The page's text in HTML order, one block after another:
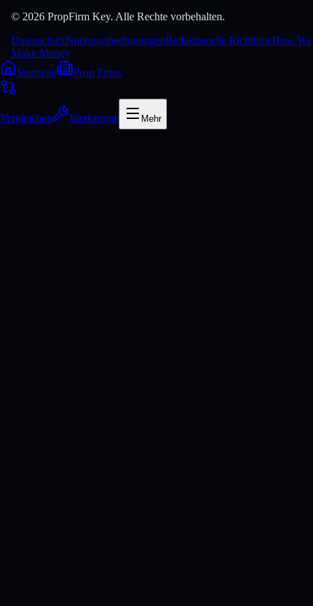
© 2026 PropFirm Key. Alle Rechte vorbehalten.
DatenschutzNutzungsbedingungenRedaktionelle RichtlinieHow We
Make Money
Startseite
Prop Firms
Vergleichen Werkzeuge Mehr